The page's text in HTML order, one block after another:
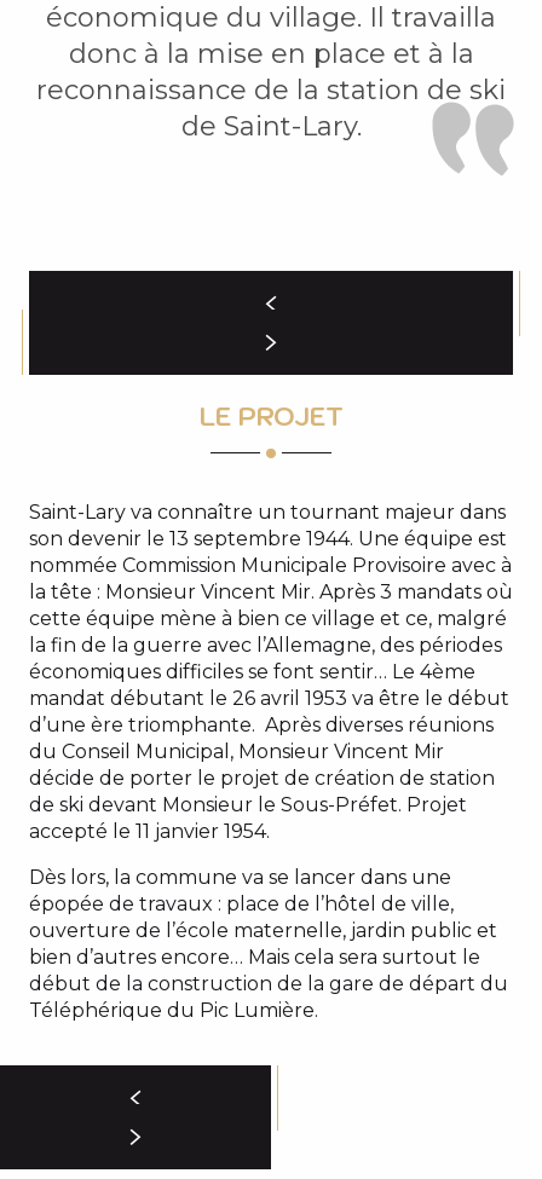
économique du village. Il travailla
donc à la mise en place et à la
reconnaissance de la station de ski
de Saint-Lary.
LE PROJET
Saint-Lary va connaître un tournant majeur dans
son devenir le 13 septembre 1944. Une équipe est
nommée Commission Municipale Provisoire avec à
la tête : Monsieur Vincent Mir. Après 3 mandats où
cette équipe mène à bien ce village et ce, malgré
la fin de la guerre avec l’Allemagne, des périodes
économiques difficiles se font sentir… Le 4ème
mandat débutant le 26 avril 1953 va être le début
d’une ère triomphante. Après diverses réunions
du Conseil Municipal, Monsieur Vincent Mir
décide de porter le projet de création de station
de ski devant Monsieur le Sous-Préfet. Projet
accepté le 11 janvier 1954.
Dès lors, la commune va se lancer dans une
épopée de travaux : place de l’hôtel de ville,
ouverture de l’école maternelle, jardin public et
bien d’autres encore… Mais cela sera surtout le
début de la construction de la gare de départ du
Téléphérique du Pic Lumière.